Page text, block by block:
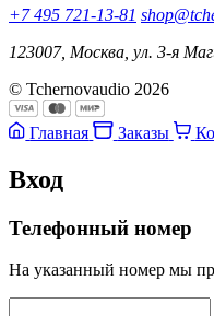
+7 495 721-13-81
123007, Москва, ул. 3-я
© Tchernovaudio 2026
Главная Заказы
Вход
Телефонный номер
На указанный номер мы